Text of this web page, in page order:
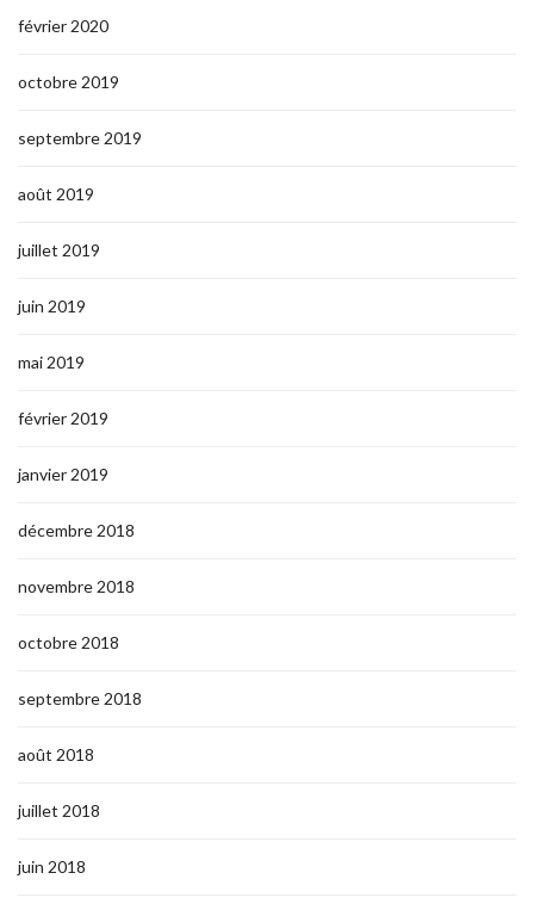
février 2020
octobre 2019
septembre 2019
août 2019
juillet 2019
juin 2019
mai 2019
février 2019
janvier 2019
décembre 2018
novembre 2018
octobre 2018
septembre 2018
août 2018
juillet 2018
juin 2018